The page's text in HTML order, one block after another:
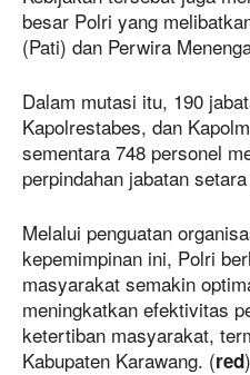
besar Polri yang
(Pati) dan Perwira
Dalam mutasi itu, 190
Kapolrestabes, dan
sementara 748 personel
perpindahan jabatan
Melalui penguatan
kepemimpinan ini, Polri
masyarakat semakin
meningkatkan efektivitas
ketertiban masyarakat,
Kabupaten Karawang. (red)